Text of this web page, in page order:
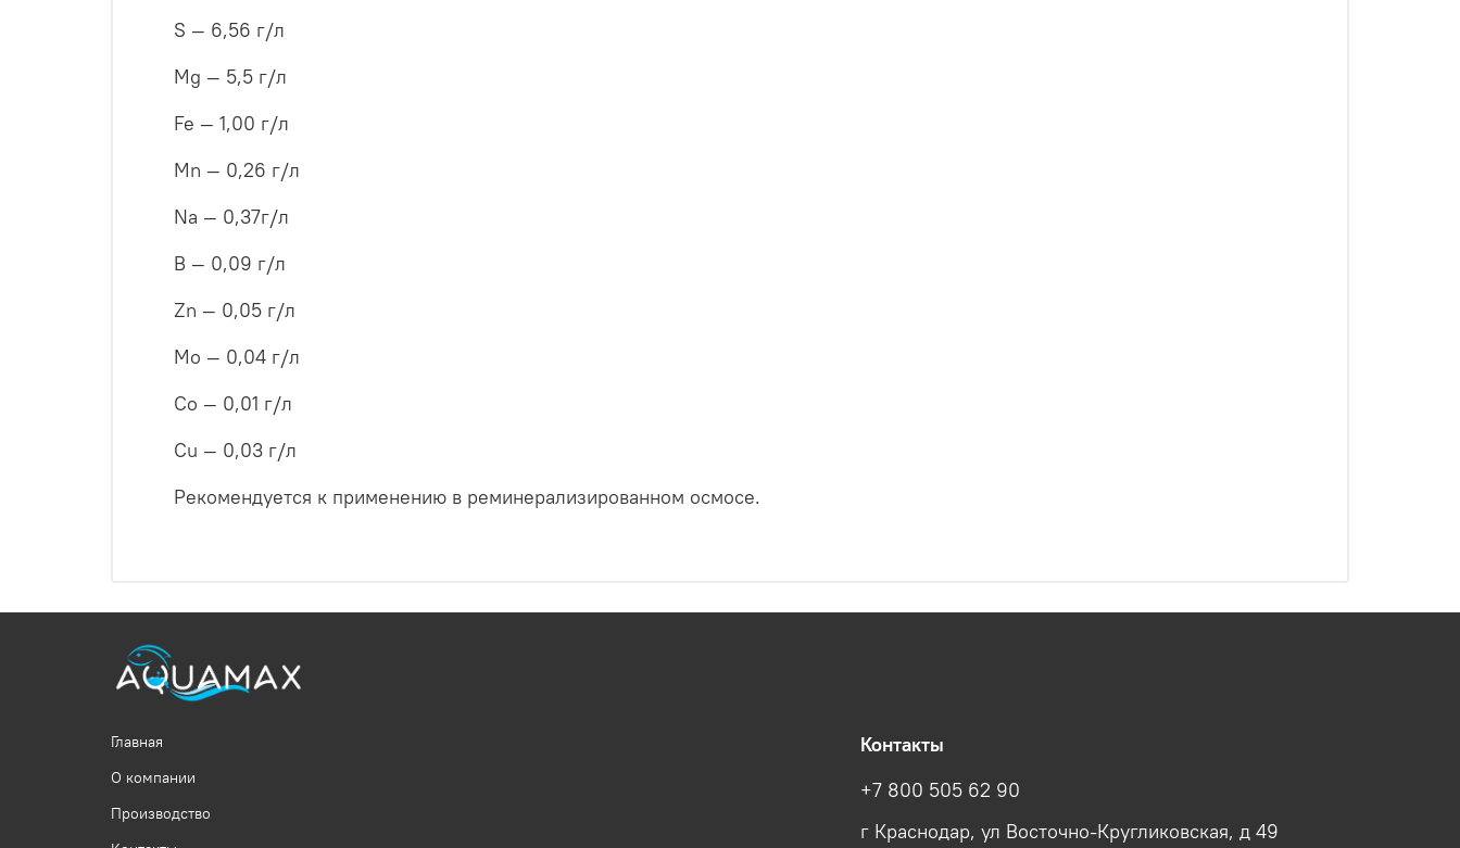
S — 6,56 г/л
Mg — 5,5 г/л
Fe — 1,00 г/л
Mn — 0,26 г/л
Na — 0,37г/л
B — 0,09 г/л
Zn — 0,05 г/л
Mo — 0,04 г/л
Co — 0,01 г/л
Cu — 0,03 г/л
Рекомендуется к применению в реминерализированном осмосе.
Главная
О компании
Производство
Контакты
+7 800 505 62 90
г Краснодар, ул Восточно-Кругликовская, д 49